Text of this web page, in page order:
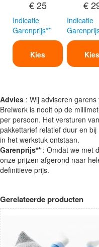
€ 25
Indicatie
Garenprijs**
Kies
€
Indicatie
Kies
Advies : Wij adviseren
Breiwerk is nooit op de
per persoon. Het versturen
pakkettarief relatief duur en
in het werkstuk ontstaan.
Garenprijs** : Omdat we met
onze prijzen afgerond naar
definitieve prijs.
Gerelateerde producten